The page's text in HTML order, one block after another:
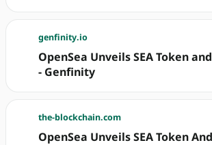
genfinity.io
OpenSea Unveils SEA Token
- Genfinity
the-blockchain.com
OpenSea Unveils SEA Token